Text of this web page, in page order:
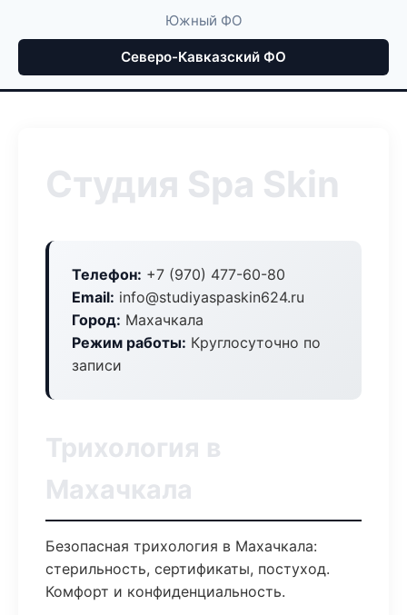
Южный ФО
Северо-Кавказский ФО
Студия Spa Skin
Телефон: +7 (970) 477-60-80
Email: info@studiyaspaskin624.ru
Город: Махачкала
Режим работы: Круглосуточно по
записи
Трихология в
Махачкала
Безопасная трихология в Махачкала:
стерильность, сертификаты, постуход.
Комфорт и конфиденциальность.